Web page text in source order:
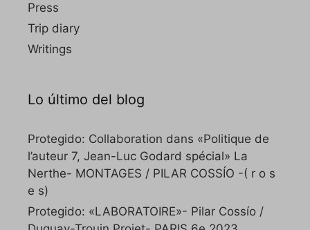
Press
Trip diary
Writings
Lo último del blog
Protegido: Collaboration dans «Politique de
l’auteur 7, Jean-Luc Godard spécial» La
Nerthe- MONTAGES / PILAR COSSÍO -( r o s
e s)
Protegido: «LABORATOIRE»- Pilar Cossío /